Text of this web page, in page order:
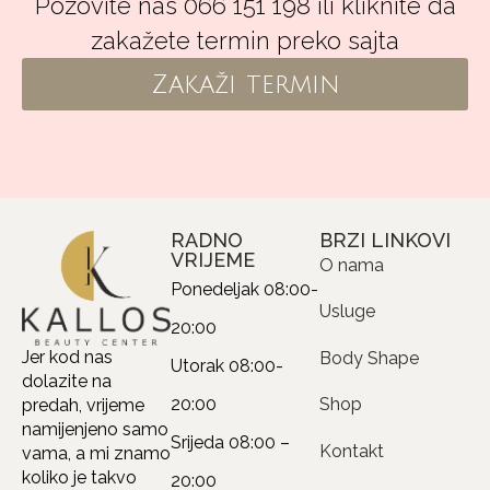
zakažete termin preko sajta
Zakaži termin
Jer kod nas
dolazite na
predah, vrijeme
namijenjeno samo
vama, a mi znamo
koliko je takvo
RADNO
VRIJEME
Ponedeljak 08:00-
20:00
Utorak 08:00-
20:00
Srijeda 08:00 –
20:00
BRZI LINKOVI
O nama
Usluge
Body Shape
Shop
Kontakt